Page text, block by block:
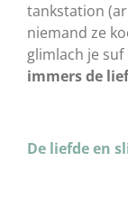
tankstation
niemand ze
glimlach je
immers de
De liefde en